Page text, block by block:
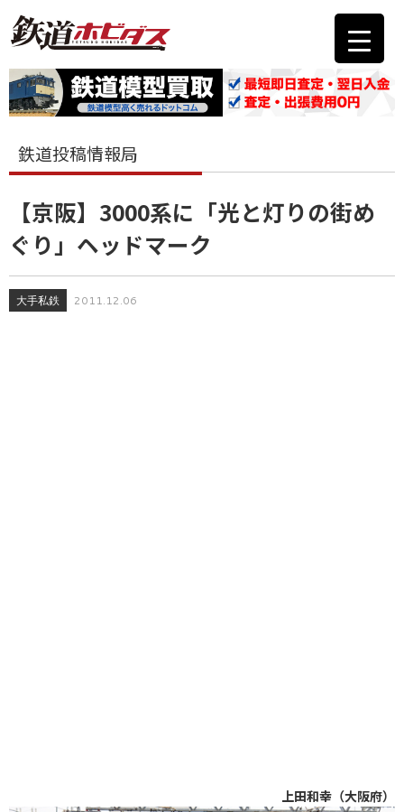
鉄道投稿情報局
【京阪】3000系に「光と灯りの街め
ぐり」ヘッドマーク
大手私鉄 2011.12.06
上田和幸（大阪府）